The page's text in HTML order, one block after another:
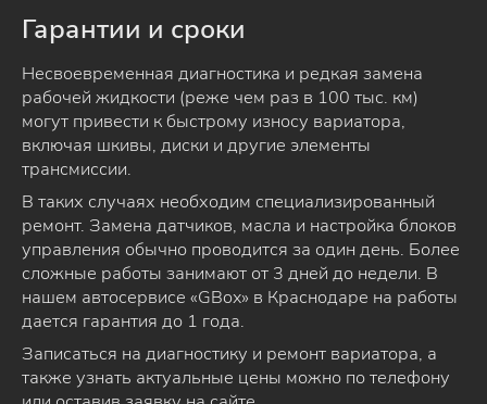
Гарантии и сроки
Несвоевременная диагностика и редкая замена
рабочей жидкости (реже чем раз в 100 тыс. км)
могут привести к быстрому износу вариатора,
включая шкивы, диски и другие элементы
трансмиссии.
В таких случаях необходим специализированный
ремонт. Замена датчиков, масла и настройка блоков
управления обычно проводится за один день. Более
сложные работы занимают от 3 дней до недели. В
нашем автосервисе «GBox» в Краснодаре на работы
дается гарантия до 1 года.
Записаться на диагностику и ремонт вариатора, а
также узнать актуальные цены можно по телефону